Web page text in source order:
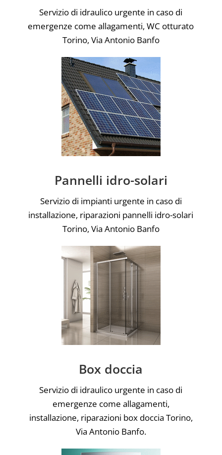
Servizio di idraulico urgente in caso di
emergenze come allagamenti, WC otturato
Torino, Via Antonio Banfo
Pannelli idro-solari
Servizio di impianti urgente in caso di
installazione, riparazioni pannelli idro-solari
Torino, Via Antonio Banfo
Box doccia
Servizio di idraulico urgente in caso di
emergenze come allagamenti,
installazione, riparazioni box doccia Torino,
Via Antonio Banfo.